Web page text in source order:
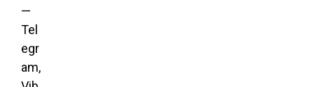
—
Tel
egr
am,